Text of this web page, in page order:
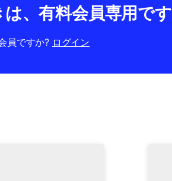
、有料会員専用です
員ですか? ログイン